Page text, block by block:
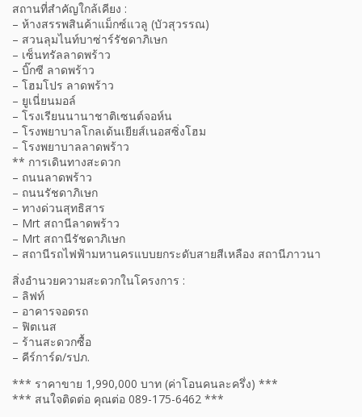
สถานที่สำคัญใกล้เคียง :
– ห้างสรรพสินค้าแม็กซ์แวลู (บัวสุวรรณ)
– สวนลุมไนท์บาซ่าร์รัชดาภิเษก
– เซ็นทรัลลาดพร้าว
– บิ๊กซี ลาดพร้าว
– โฮมโปร ลาดพร้าว
– ยูเนี่ยนมอล์
– โรงเรียนนานาชาติเซนต์จอห์น
– โรงพยาบาลโกลเด้นเยียส์เนอสซิ่งโฮม
– โรงพยาบาลลาดพร้าว
** การเดินทางสะดวก
– ถนนลาดพร้าว
– ถนนรัชดาภิเษก
– ทางด่วนสุทธิสาร
– Mrt สถานีลาดพร้าว
– Mrt สถานีรัชดาภิเษก
– สถานีรถไฟฟ้ามหานครแบบยกระดับสายสีเหลือง สถานีภาวนา
สิ่งอำนวยความสะดวกในโครงการ :
– ลิฟท์
– อาคารจอดรถ
– ฟิตเนส
– ร้านสะดวกซื้อ
– คีร์การ์ด/รปภ.
*** ราคาขาย 1,990,000 บาท (ค่าโอนคนละครึ่ง) ***
*** สนใจติดต่อ คุณต่อ 089-175-6462 ***